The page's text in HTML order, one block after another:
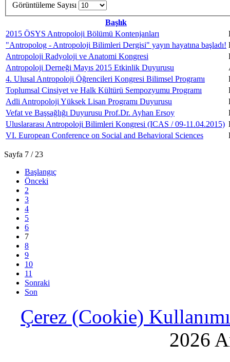
Görüntüleme Sayısı
Başlık
2015 ÖSYS Antropoloji Bölümü Kontenjanları
"Antropolog - Antropoloji Bilimleri Dergisi" yayın hayatına başladı!
Antropoloji Radyoloji ve Anatomi Kongresi
Antropoloji Derneği Mayıs 2015 Etkinlik Duyurusu
4. Ulusal Antropoloji‬ Öğrencileri Kongresi Bilimsel Programı
Toplumsal Cinsiyet ve Halk Kültürü Sempozyumu Programı
Adli Antropoloji Yüksek Lisan Programı Duyurusu
Vefat ve Başsağlığı Duyurusu Prof.Dr. Ayhan Ersoy
Uluslararası Antropoloji Bilimleri Kongresi (ICAS / 09-11.04.2015)
VI. European Conference on Social and Behavioral Sciences
Sayfa 7 / 23
Başlangıç
Önceki
2
3
4
5
6
7
8
9
10
11
Sonraki
Son
Çerez (Cookie)
2026